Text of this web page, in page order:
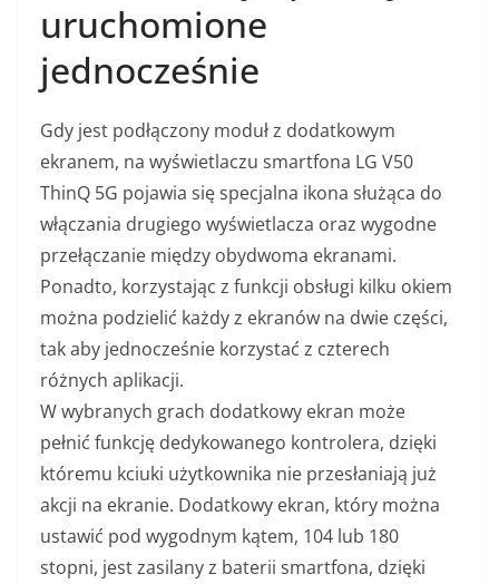
uruchomione
jednocześnie
Gdy jest podłączony moduł z dodatkowym
ekranem, na wyświetlaczu smartfona LG V50
ThinQ 5G pojawia się specjalna ikona służąca do
włączania drugiego wyświetlacza oraz wygodne
przełączanie między obydwoma ekranami.
Ponadto, korzystając z funkcji obsługi kilku okiem
można podzielić każdy z ekranów na dwie części,
tak aby jednocześnie korzystać z czterech
różnych aplikacji.
W wybranych grach dodatkowy ekran może
pełnić funkcję dedykowanego kontrolera, dzięki
któremu kciuki użytkownika nie przesłaniają już
akcji na ekranie. Dodatkowy ekran, który można
ustawić pod wygodnym kątem, 104 lub 180
stopni, jest zasilany z baterii smartfona, dzięki